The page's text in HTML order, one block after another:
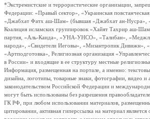
*Экстремистские и террористические организации,
Федерации: «Правый сектор», «Украинская
«Джабхат Фатх аш-Шам» (бывшая «Джабхат ан-Нусра»,
Коалиция исламских группировок «Хайят Тахрир аш-
партия, «Аль-Каида», «УНА-УНСО», «Талибан»,
народа», «Свидетели Иеговы», «Мизантропик Дивижн»,
«Артподготовка», Религиозная организация
в России» и входящие в ее структуру местные
Информация, размещенная на портале, а именно:
дизайна, логотипы, товарные знаки, фотографии, видео и
законодательством Российской Федерации и
могут быть использованы без разрешения
ГК РФ, при любом использовании материалов,
цитировании, активная гиперссылка на материал